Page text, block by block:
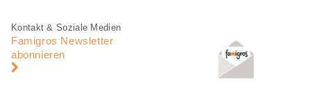
Fusszeile
Fusszeile
Navigation
Kontakt & Soziale Medien
Famigros Newsletter
abonnieren